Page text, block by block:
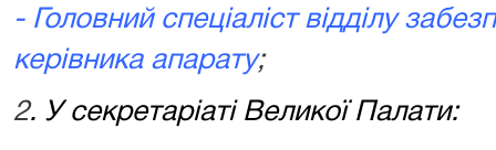
- Головний спеціаліст відділу
керівника апарату;
2. У секретаріаті Великої Палати: